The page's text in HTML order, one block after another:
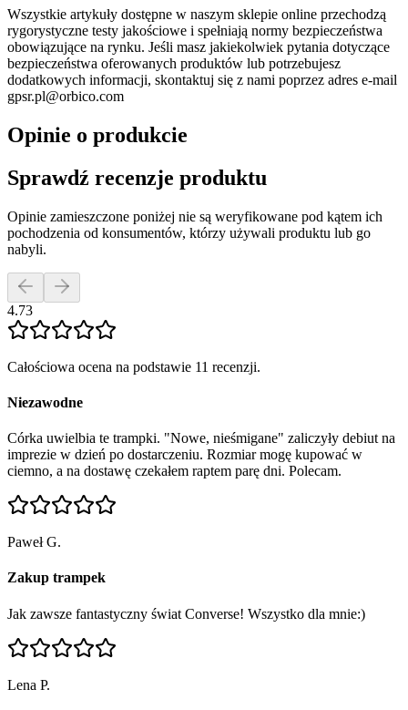
Wszystkie artykuły dostępne w naszym sklepie online przechodzą
rygorystyczne testy jakościowe i spełniają normy bezpieczeństwa
obowiązujące na rynku. Jeśli masz jakiekolwiek pytania dotyczące
bezpieczeństwa oferowanych produktów lub potrzebujesz
dodatkowych informacji, skontaktuj się z nami poprzez adres e-mail
gpsr.pl@orbico.com
Opinie o produkcie
Sprawdź recenzje produktu
Opinie zamieszczone poniżej nie są weryfikowane pod kątem ich
pochodzenia od konsumentów, którzy używali produktu lub go
nabyli.
4.73
Całościowa ocena na podstawie 11 recenzji.
Niezawodne
Córka uwielbia te trampki. "Nowe, nieśmigane" zaliczyły debiut na
imprezie w dzień po dostarczeniu. Rozmiar mogę kupować w
ciemno, a na dostawę czekałem raptem parę dni. Polecam.
Paweł G.
Zakup trampek
Jak zawsze fantastyczny świat Converse! Wszystko dla mnie:)
Lena P.